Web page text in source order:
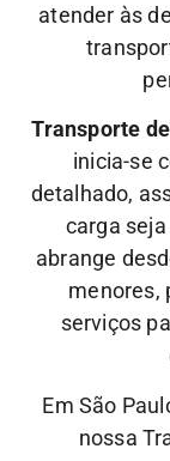
atender às
Transporte
inicia-se
detalhado,
carga
abrange
menores,
serviços
Em São
nossa